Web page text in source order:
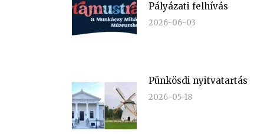
Pályázati felhívás
2026-06-03
Pünkösdi nyitvatartás
2026-05-18